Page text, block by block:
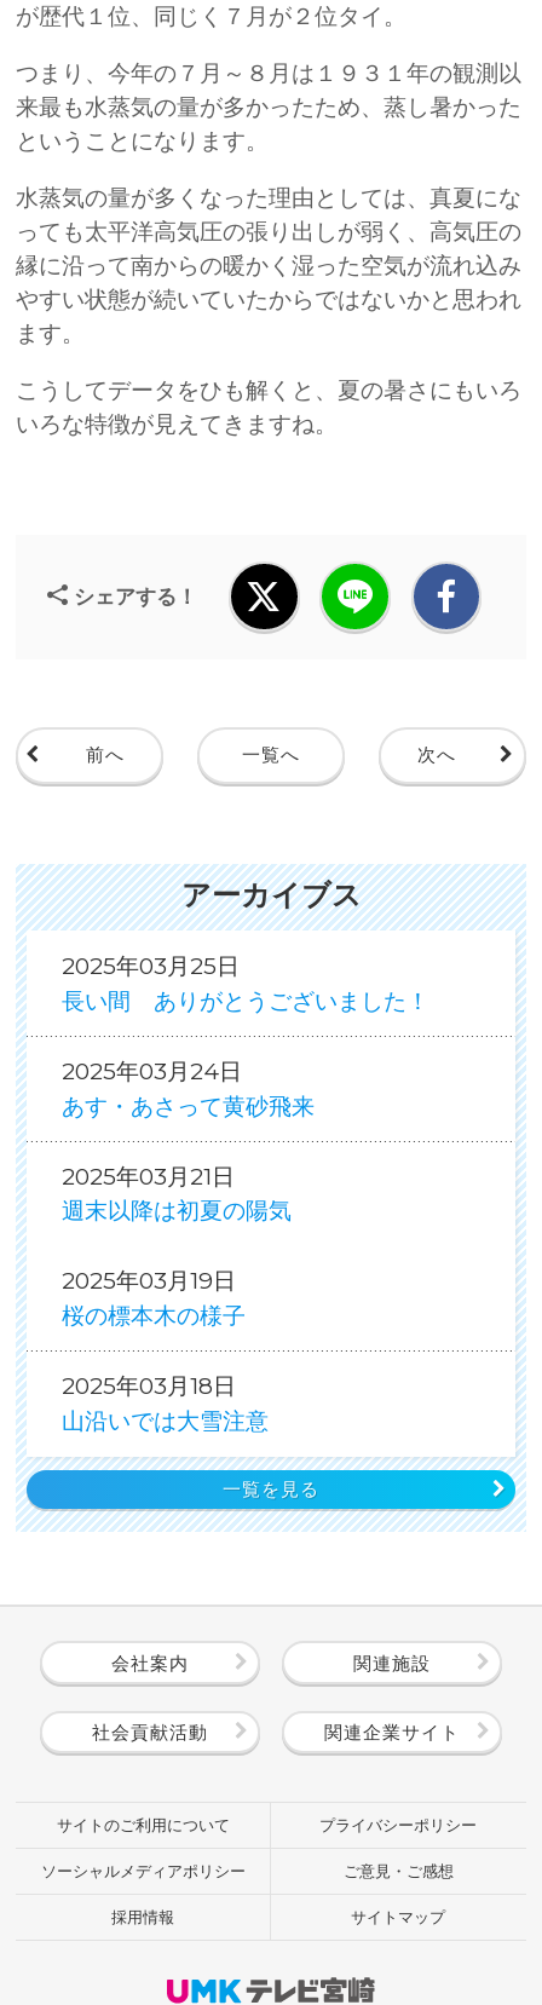
が歴代１位、同じく７月が２位タイ。
つまり、今年の７月～８月は１９３１年の観測以
来最も水蒸気の量が多かったため、蒸し暑かった
ということになります。
水蒸気の量が多くなった理由としては、真夏にな
っても太平洋高気圧の張り出しが弱く、高気圧の
縁に沿って南からの暖かく湿った空気が流れ込み
やすい状態が続いていたからではないかと思われ
ます。
こうしてデータをひも解くと、夏の暑さにもいろ
いろな特徴が見えてきますね。
シェアする！
前へ 一覧へ 次へ
アーカイブス
2025年03月25日
長い間 ありがとうございました！
2025年03月24日
あす・あさって黄砂飛来
2025年03月21日
週末以降は初夏の陽気
2025年03月19日
桜の標本木の様子
2025年03月18日
山沿いでは大雪注意
一覧を見る
会社案内 関連施設
社会貢献活動 関連企業サイト
サイトのご利用について プライバシーポリシー
ソーシャルメディアポリシー ご意見・ご感想
採用情報 サイトマップ